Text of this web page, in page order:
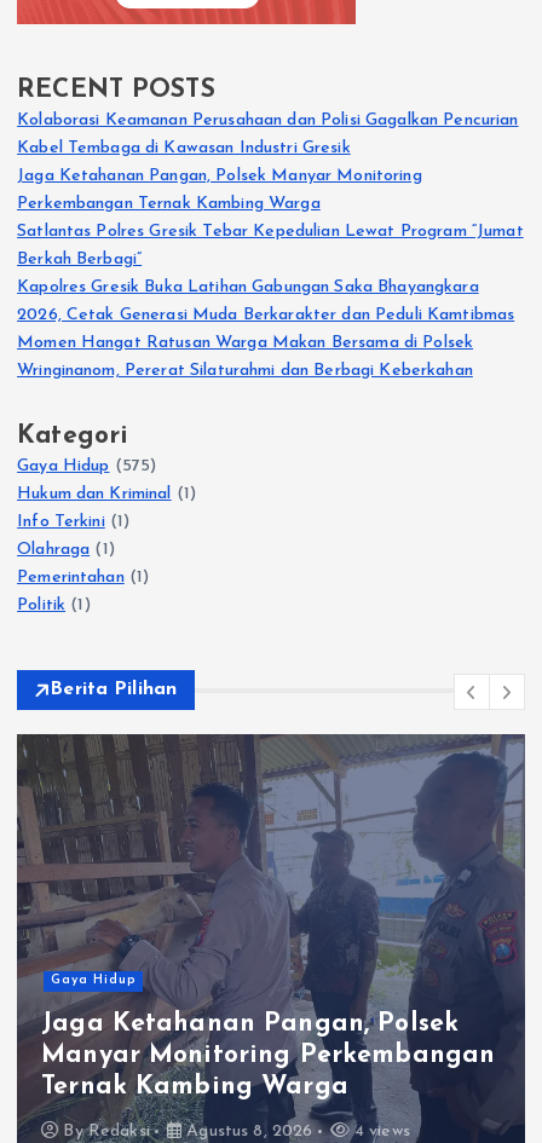
RECENT POSTS
Kolaborasi Keamanan Perusahaan dan Polisi Gagalkan Pencurian
Kabel Tembaga di Kawasan Industri Gresik
Jaga Ketahanan Pangan, Polsek Manyar Monitoring
Perkembangan Ternak Kambing Warga
Satlantas Polres Gresik Tebar Kepedulian Lewat Program “Jumat
Berkah Berbagi”
Kapolres Gresik Buka Latihan Gabungan Saka Bhayangkara
2026, Cetak Generasi Muda Berkarakter dan Peduli Kamtibmas
Momen Hangat Ratusan Warga Makan Bersama di Polsek
Wringinanom, Pererat Silaturahmi dan Berbagi Keberkahan
Kategori
Gaya Hidup (575)
Hukum dan Kriminal (1)
Info Terkini(1)
Olahraga (1)
Pemerintahan(1)
Politik (1)
Berita Pilihan
Pangan, Polsek
Perkembangan
Warga
Agustus 8, 2026 4 views
Berkah
Redaksi